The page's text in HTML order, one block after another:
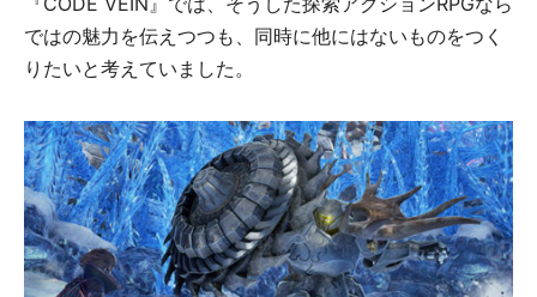
ではの魅力を伝えつつも、同時に他にはないものをつく
りたいと考えていました。